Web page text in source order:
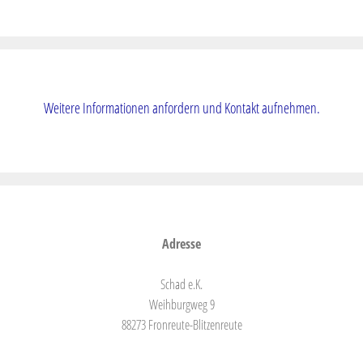
Weitere Informationen anfordern und Kontakt aufnehmen.
Adresse
Schad e.K.
Weihburgweg 9
88273 Fronreute-Blitzenreute